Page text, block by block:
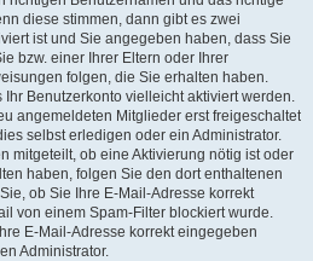
diese stimmen, dann gibt es zwei
ist und Sie angegeben haben, dass Sie
bzw. einer Ihrer Eltern oder Ihrer
folgen, die Sie erhalten haben.
Benutzerkonto vielleicht aktiviert werden.
angemeldeten Mitglieder erst freigeschaltet
selbst erledigen oder ein Administrator.
mitgeteilt, ob eine Aktivierung nötig ist oder
haben, folgen Sie den dort enthaltenen
ob Sie Ihre E-Mail-Adresse korrekt
von einem Spam-Filter blockiert wurde.
E-Mail-Adresse korrekt eingegeben
Administrator.